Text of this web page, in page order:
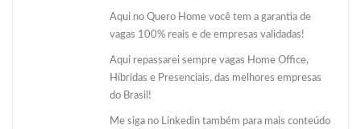
Aqui no Quero Home você tem a garantia de
vagas 100% reais e de empresas validadas!
Aqui repassarei sempre vagas Home Office,
Híbridas e Presenciais, das melhores empresas
do Brasil!
Me siga no Linkedin também para mais conteúdo